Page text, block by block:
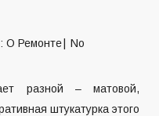
О Ремонте
No
разной – матовой,
штукатурка этого